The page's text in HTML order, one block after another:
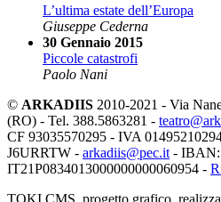
L’ultima estate dell’Europa
Giuseppe Cederna
30 Gennaio 2015
Piccole catastrofi
Paolo Nani
© ARKADIIS 2010-2021 - Via
(RO) - Tel. 388.5863281 -
CF 93035570295 - IVA
J6URRTW - arkadiis@pec.it - IBAN:
IT21P0834013000000000060954 -
TOKI CMS, progetto grafico,